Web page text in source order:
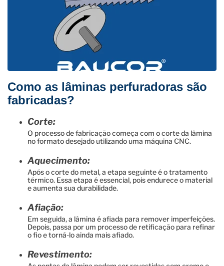
Como as lâminas perfuradoras são
fabricadas?
Corte:
O processo de fabricação começa com o corte da lâmina
no formato desejado utilizando uma máquina CNC.
Aquecimento:
Após o corte do metal, a etapa seguinte é o tratamento
térmico. Essa etapa é essencial, pois endurece o material
e aumenta sua durabilidade.
Afiação:
Em seguida, a lâmina é afiada para remover imperfeições.
Depois, passa por um processo de retificação para refinar
o fio e torná-lo ainda mais afiado.
Revestimento: